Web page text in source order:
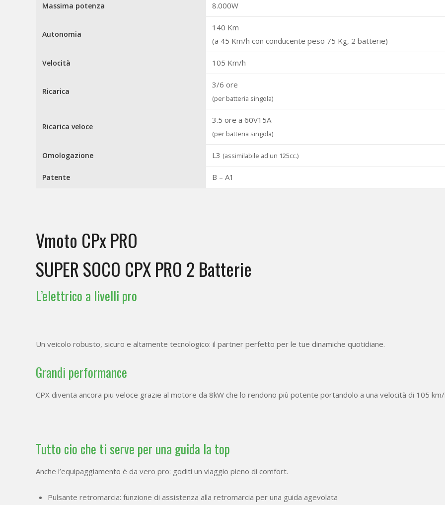
Massima potenza 8.000W
Autonomia
140 Km
(a 45 Km/h con conducente peso 75 Kg, 2 batterie)
Velocità 105 Km/h
Ricarica
3/6 ore
(per batteria singola)
Ricarica veloce
3.5 ore a 60V15A
(per batteria singola)
Omologazione L3 (assimilabile ad un 125cc.)
Patente B – A1
Vmoto CPx PRO
SUPER SOCO CPX PRO 2 Batterie
L’elettrico a livelli pro
Un veicolo robusto, sicuro e altamente tecnologico: il partner perfetto per le tue dinamiche quotidiane.
Grandi performance
CPX diventa ancora piu veloce grazie al motore da 8kW che lo rendono più potente portandolo a una velocità di 105 km/
Tutto cio che ti serve per una guida la top
Anche l’equipaggiamento è da vero pro: goditi un viaggio pieno di comfort.
Pulsante retromarcia: funzione di assistenza alla retromarcia per una guida agevolata